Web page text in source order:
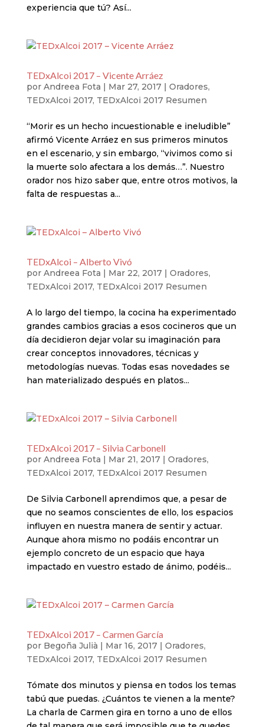
experiencia que tú? Así...
TEDxAlcoi 2017 – Vicente Arráez
por Andreea Fota | Mar 27, 2017| Oradores,
TEDxAlcoi 2017, TEDxAlcoi 2017 Resumen
“Morir es un hecho incuestionable e ineludible”
afirmó Vicente Arráez en sus primeros minutos
en el escenario, y sin embargo, “vivimos como si
la muerte solo afectara a los demás…”. Nuestro
orador nos hizo saber que, entre otros motivos, la
falta de respuestas a...
TEDxAlcoi – Alberto Vivó
por Andreea Fota | Mar 22, 2017| Oradores,
TEDxAlcoi 2017, TEDxAlcoi 2017 Resumen
A lo largo del tiempo, la cocina ha experimentado
grandes cambios gracias a esos cocineros que un
día decidieron dejar volar su imaginación para
crear conceptos innovadores, técnicas y
metodologías nuevas. Todas esas novedades se
han materializado después en platos...
TEDxAlcoi 2017 – Silvia Carbonell
por Andreea Fota | Mar 21, 2017| Oradores,
TEDxAlcoi 2017, TEDxAlcoi 2017 Resumen
De Silvia Carbonell aprendimos que, a pesar de
que no seamos conscientes de ello, los espacios
influyen en nuestra manera de sentir y actuar.
Aunque ahora mismo no podáis encontrar un
ejemplo concreto de un espacio que haya
impactado en vuestro estado de ánimo, podéis...
TEDxAlcoi 2017 – Carmen García
por Begoña Julià | Mar 16, 2017| Oradores,
TEDxAlcoi 2017, TEDxAlcoi 2017 Resumen
Tómate dos minutos y piensa en todos los temas
tabú que puedas. ¿Cuántos te vienen a la mente?
La charla de Carmen gira en torno a uno de ellos